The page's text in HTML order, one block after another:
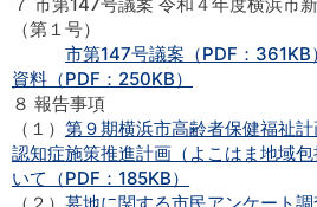
（第１号）
市第147号議案（PDF：361KB）
資料（PDF：250KB）
８ 報告事項
（１） 第９期横浜市高齢者保健福祉
認知症施策推進計画（よこはま地域
いて（PDF：185KB）
（２） 墓地に関する市民アンケート